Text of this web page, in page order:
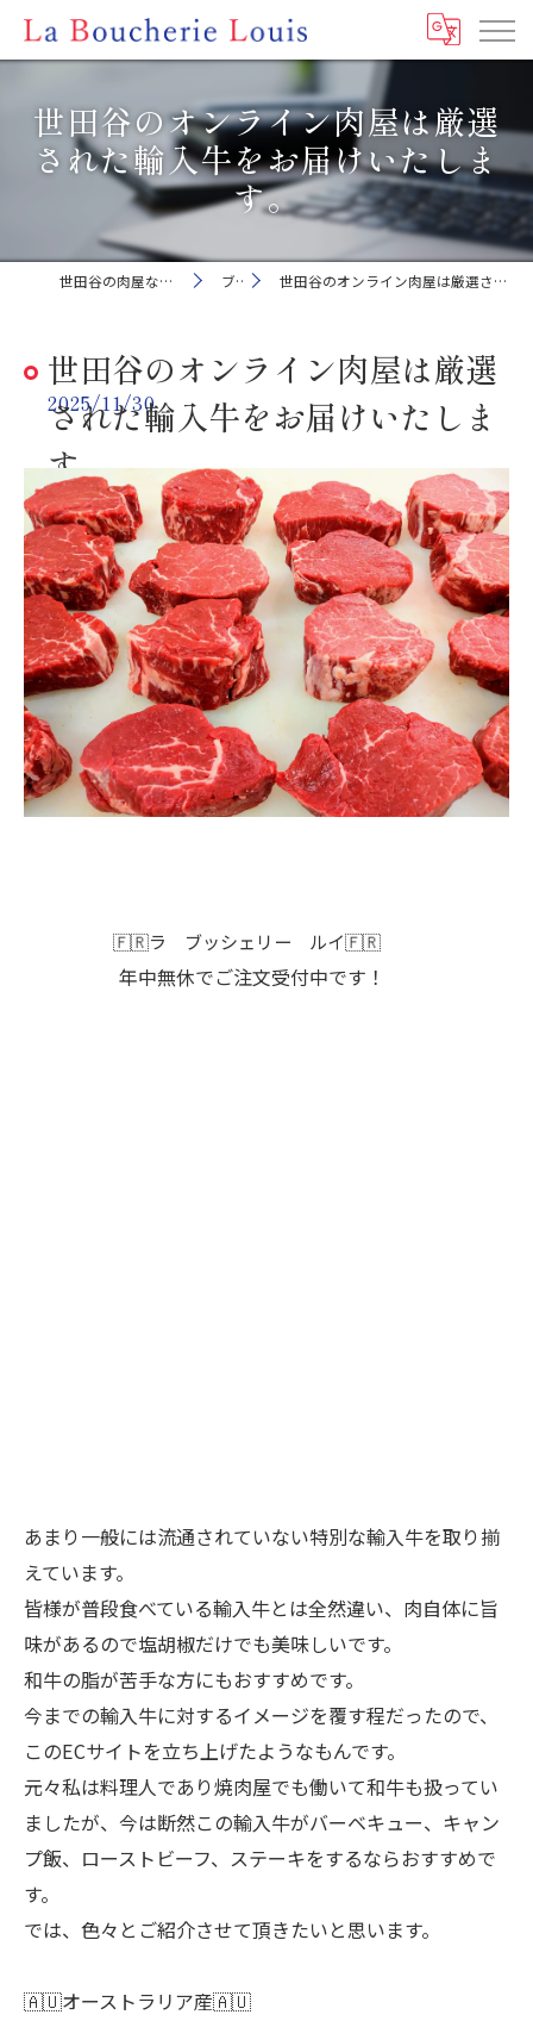
世田谷のオンライン肉屋は厳選
された輸入牛をお届けいたしま
す。
世田谷の肉屋ならLa Boucherie Louis ブログ 世田谷のオンライン肉屋は厳選された輸入牛をお届けいたします。
世田谷のオンライン肉屋は厳選
された輸入牛をお届けいたしま
す。
2025/11/30
🇫🇷ラ ブッシェリー ルイ🇫🇷
年中無休でご注文受付中です！
あまり一般には流通されていない特別な輸入牛を取り揃
えています。
皆様が普段食べている輸入牛とは全然違い、肉自体に旨
味があるので塩胡椒だけでも美味しいです。
和牛の脂が苦手な方にもおすすめです。
今までの輸入牛に対するイメージを覆す程だったので、
このECサイトを立ち上げたようなもんです。
元々私は料理人であり焼肉屋でも働いて和牛も扱ってい
ましたが、今は断然この輸入牛がバーベキュー、キャン
プ飯、ローストビーフ、ステーキをするならおすすめで
す。
では、色々とご紹介させて頂きたいと思います。
🇦🇺オーストラリア産🇦🇺